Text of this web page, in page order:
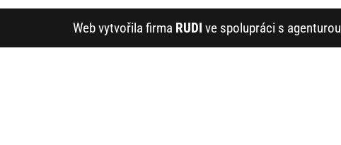
Web vytvořila firma RUDI ve spolupráci s agenturou